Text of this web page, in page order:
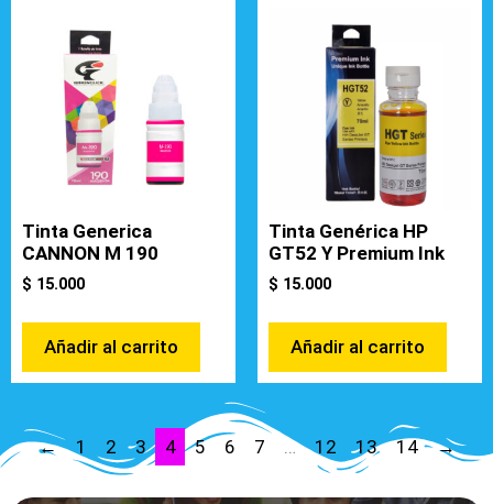
Tinta Generica
CANNON M 190
$ 15.000
Añadir al carrito
Tinta Genérica HP
GT52 Y Premium Ink
$ 15.000
Añadir al carrito
← 1 2 3 4 5 6 7 … 12 13 14 →